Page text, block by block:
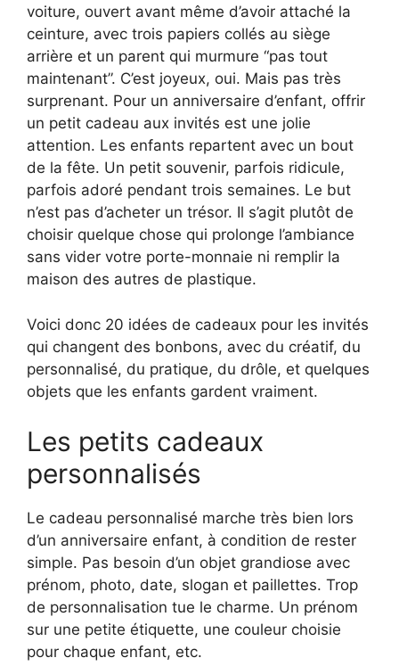
voiture, ouvert avant même d’avoir attaché la
ceinture, avec trois papiers collés au siège
arrière et un parent qui murmure “pas tout
maintenant”. C’est joyeux, oui. Mais pas très
surprenant. Pour un anniversaire d’enfant, offrir
un petit cadeau aux invités est une jolie
attention. Les enfants repartent avec un bout
de la fête. Un petit souvenir, parfois ridicule,
parfois adoré pendant trois semaines. Le but
n’est pas d’acheter un trésor. Il s’agit plutôt de
choisir quelque chose qui prolonge l’ambiance
sans vider votre porte-monnaie ni remplir la
maison des autres de plastique.
Voici donc 20 idées de cadeaux pour les invités
qui changent des bonbons, avec du créatif, du
personnalisé, du pratique, du drôle, et quelques
objets que les enfants gardent vraiment.
Les petits cadeaux
personnalisés
Le cadeau personnalisé marche très bien lors
d’un anniversaire enfant, à condition de rester
simple. Pas besoin d’un objet grandiose avec
prénom, photo, date, slogan et paillettes. Trop
de personnalisation tue le charme. Un prénom
sur une petite étiquette, une couleur choisie
pour chaque enfant, etc.